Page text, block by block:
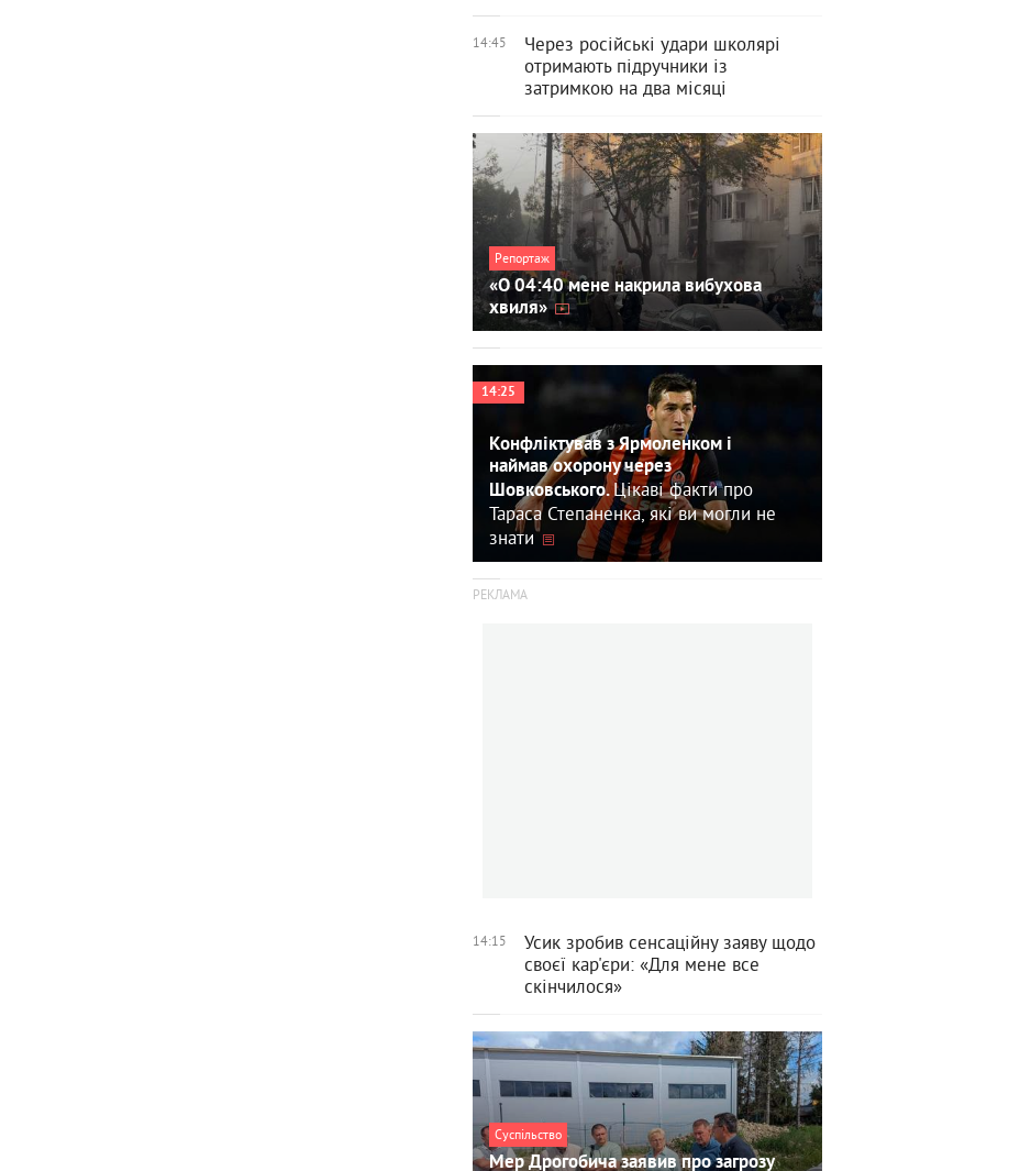
14:45
Через російські удари школярі
отримають підручники із
затримкою на два місяці
Репортаж
«О 04:40 мене накрила вибухова
хвиля»
14:25
Конфліктував з Ярмоленком і
наймав охорону через
Шовковського.Цікаві факти про
Тараса Степаненка, які ви могли не
знати
14:15
Усик зробив сенсаційну заяву щодо
своєї кар'єри: «Для мене все
скінчилося»
Суспільство
Мер Дрогобича заявив про загрозу